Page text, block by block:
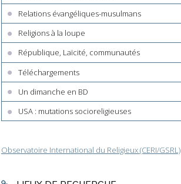
Relations évangéliques-musulmans
Religions à la loupe
République, Laïcité, communautés
Téléchargements
Un dimanche en BD
USA : mutations socioreligieuses
Observatoire International du Religieux (CERI/GSRL)